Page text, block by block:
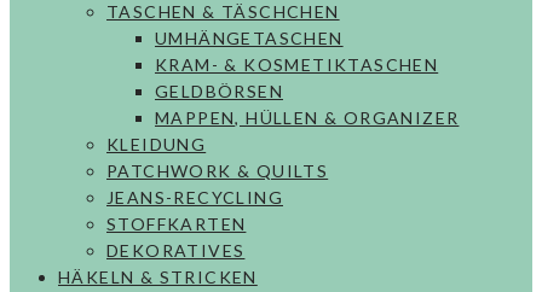
TASCHEN & TÄSCHCHEN
UMHÄNGETASCHEN
KRAM- & KOSMETIKTASCHEN
GELDBÖRSEN
MAPPEN, HÜLLEN & ORGANIZER
KLEIDUNG
PATCHWORK & QUILTS
JEANS-RECYCLING
STOFFKARTEN
DEKORATIVES
HÄKELN & STRICKEN